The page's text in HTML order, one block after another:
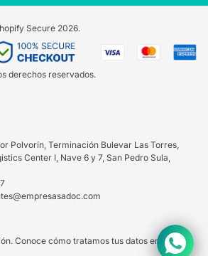
Secure 2026.
derechos reservados.
Polvorín, Terminación Bulevar Las Torres,
Center I, Nave 6 y 7, San Pedro Sula,
Conoce cómo tratamos tus datos en nuestra